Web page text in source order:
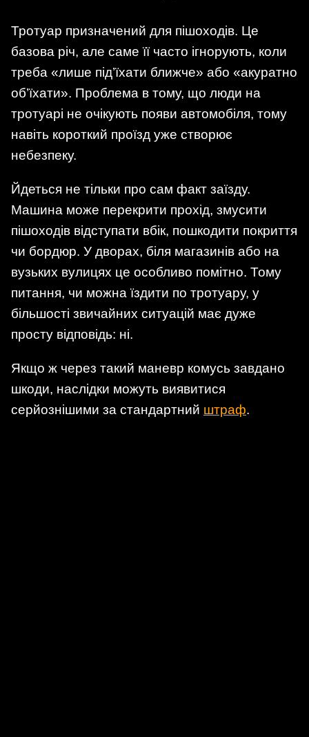
Тротуар призначений для пішоходів. Це
базова річ, але саме її часто ігнорують, коли
треба «лише під’їхати ближче» або «акуратно
об’їхати». Проблема в тому, що люди на
тротуарі не очікують появи автомобіля, тому
навіть короткий проїзд уже створює
небезпеку.
Йдеться не тільки про сам факт заїзду.
Машина може перекрити прохід, змусити
пішоходів відступати вбік, пошкодити покриття
чи бордюр. У дворах, біля магазинів або на
вузьких вулицях це особливо помітно. Тому
питання, чи можна їздити по тротуару, у
більшості звичайних ситуацій має дуже
просту відповідь: ні.
Якщо ж через такий маневр комусь завдано
шкоди, наслідки можуть виявитися
серйознішими за стандартний штраф.